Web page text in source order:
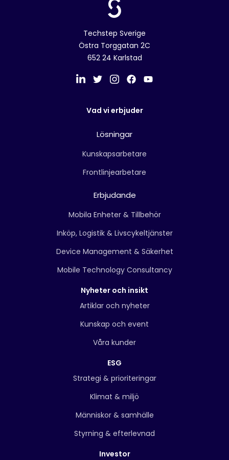
Techstep Sverige
Östra Torggatan 2C
652 24 Karlstad
Vad vi erbjuder
Lösningar
Kunskapsarbetare
Frontlinjearbetare
Erbjudande
Mobila Enheter & Tillbehör
Inköp, Logistik & Livscykeltjänster
Device Management & Säkerhet
Mobile Technology Consultancy
Nyheter och insikt
Artiklar och nyheter
Kunskap och event
Våra kunder
ESG
Strategi & prioriteringar
Klimat & miljö
Människor & samhälle
Styrning & efterlevnad
Investor